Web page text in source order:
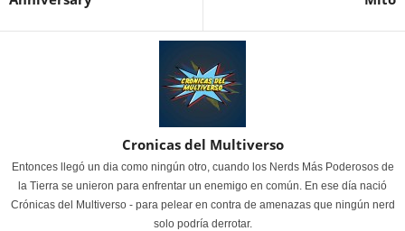
Cronicas del Multiverso
Entonces llegó un dia como ningún otro, cuando los Nerds Más Poderosos de
la Tierra se unieron para enfrentar un enemigo en común. En ese día nació
Crónicas del Multiverso - para pelear en contra de amenazas que ningún nerd
solo podría derrotar.